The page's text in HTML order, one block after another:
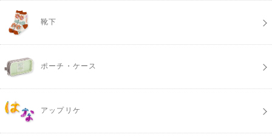
靴下
ポーチ・ケース
アップリケ